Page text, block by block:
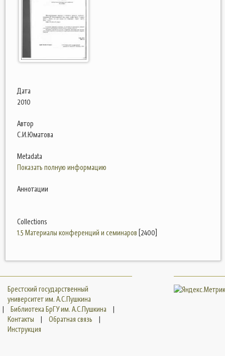
Дата
2010
Автор
С.И.Юматова
Metadata
Показать полную информацию
Аннотации
Collections
1.5 Материалы конференций и семинаров [2400]
Брестский государственный
университет им. А.С.Пушкина
|
Библиотека БрГУ им. А.С.Пушкина
|
Контакты
| Обратная связь
|
Инструкция